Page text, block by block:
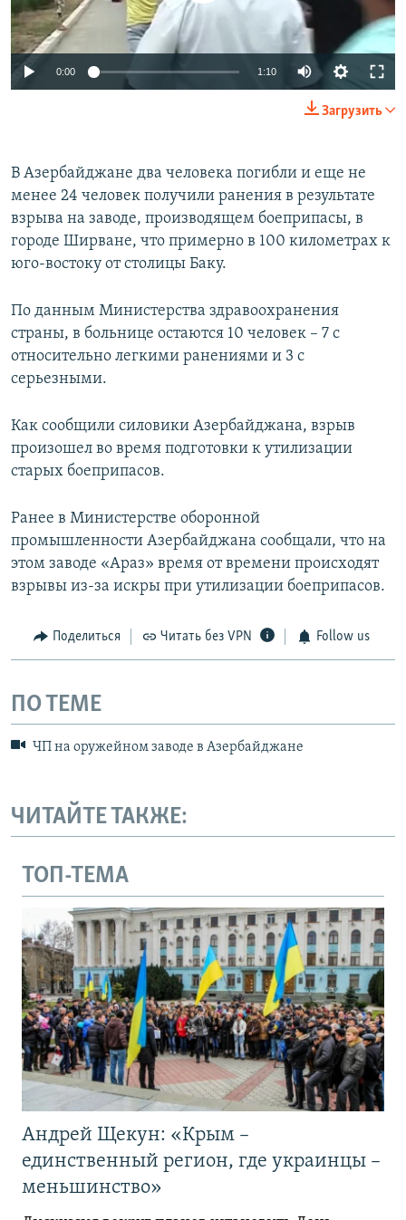
ПОБЕДИТЕЛЕЙ НЕ СУДЯТ?
КРЫМ.НЕПОКОРЕННЫЙ
ПРИСОЕДИНЯЙТЕСЬ!
0:00 1:10
Загрузить
В Азербайджане два человека погибли и еще не
менее 24 человек получили ранения в результате
взрыва на заводе, производящем боеприпасы, в
городе Ширване, что примерно в 100 километрах к
юго-востоку от столицы Баку.
По данным Министерства здравоохранения
страны, в больнице остаются 10 человек – 7 с
относительно легкими ранениями и 3 с
серьезными.
Как сообщили силовики Азербайджана, взрыв
произошел во время подготовки к утилизации
старых боеприпасов.
Ранее в Министерстве оборонной
промышленности Азербайджана сообщали, что на
этом заводе «Араз» время от времени происходят
взрывы из-за искры при утилизации боеприпасов.
Поделиться Читать без VPN Follow us
ПО ТЕМЕ
ЧП на оружейном заводе в Азербайджане
ЧИТАЙТЕ ТАКЖЕ:
ТОП-ТЕМА
Андрей Щекун: «Крым –
единственный регион, где украинцы –
меньшинство»